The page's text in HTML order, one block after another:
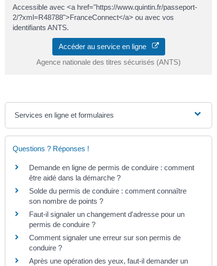
Accessible avec <a href="https://www.quintin.fr/passeport-
2/?xml=R48788">FranceConnect</a> ou avec vos
identifiants ANTS.
Accéder au service en ligne
Agence nationale des titres sécurisés (ANTS)
Services en ligne et formulaires
Questions ? Réponses !
Demande en ligne de permis de conduire : comment
être aidé dans la démarche ?
Solde du permis de conduire : comment connaître
son nombre de points ?
Faut-il signaler un changement d'adresse pour un
permis de conduire ?
Comment signaler une erreur sur son permis de
conduire ?
Après une opération des yeux, faut-il demander un